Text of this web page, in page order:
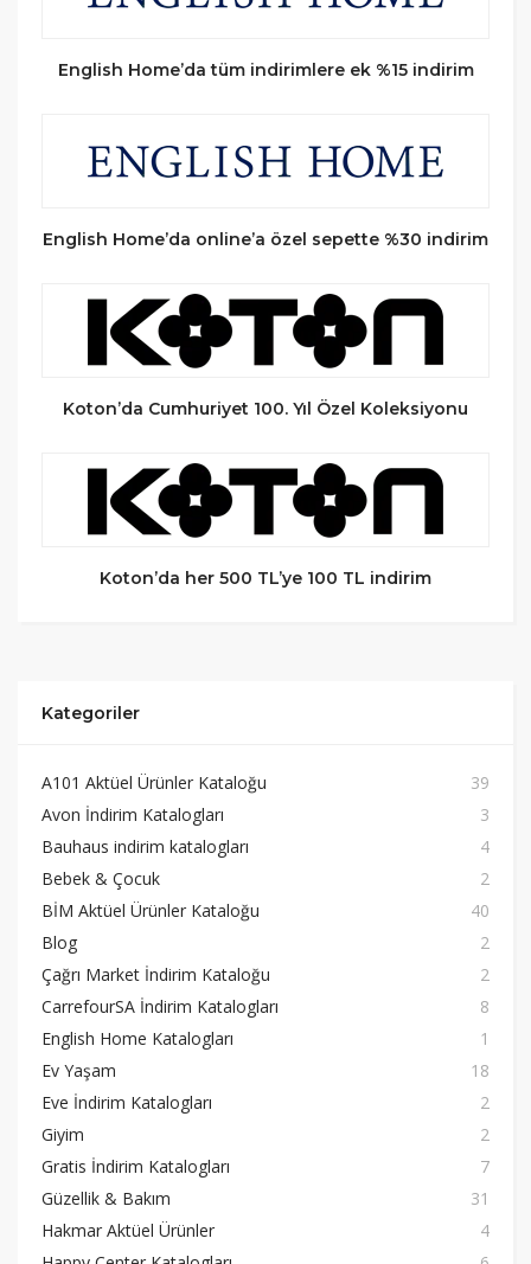
English Home’da tüm indirimlere ek %15 indirim
English Home’da online’a özel sepette %30 indirim
Koton’da Cumhuriyet 100. Yıl Özel Koleksiyonu
Koton’da her 500 TL’ye 100 TL indirim
Kategoriler
A101 Aktüel Ürünler Kataloğu
39
Avon İndirim Katalogları
3
Bauhaus indirim katalogları
4
Bebek & Çocuk
2
BİM Aktüel Ürünler Kataloğu
40
Blog
2
Çağrı Market İndirim Kataloğu
2
CarrefourSA İndirim Katalogları
8
English Home Katalogları
1
Ev Yaşam
18
Eve İndirim Katalogları
2
Giyim
2
Gratis İndirim Katalogları
7
Güzellik & Bakım
31
Hakmar Aktüel Ürünler
4